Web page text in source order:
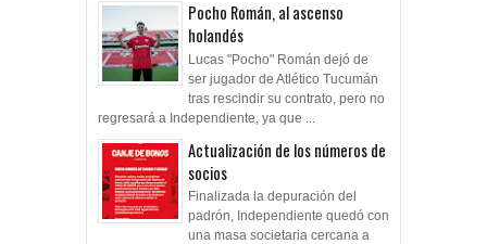
Pocho Román, al ascenso
holandés
Lucas "Pocho" Román dejó de
ser jugador de Atlético Tucumán
tras rescindir su contrato, pero no
regresará a Independiente, ya que ...
Actualización de los números de
socios
Finalizada la depuración del
padrón, Independiente quedó con
una masa societaria cercana a